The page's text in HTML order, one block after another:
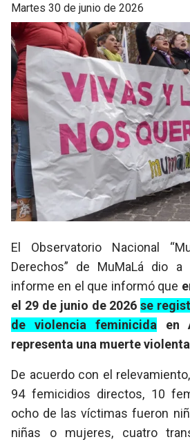
martes 30 de junio de 2026
El Observatorio Nacional
Derechos” de MuMaLá dio
informe en el que informó que
el 29 de junio de 2026se
de violencia feminicida en
representa una muerte
De acuerdo con el
94 femicidios directos, 10
ocho de las víctimas fueron
niñas o mujeres, cuatro